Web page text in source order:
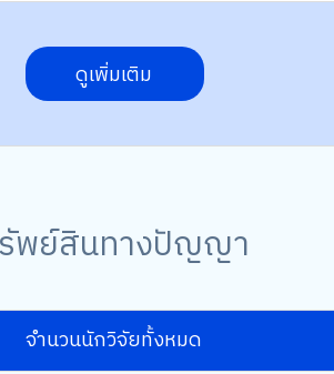
ดูเพิ่มเติม
พย์สินทางปัญญา
จำนวนนักวิจัยทั้งหมด